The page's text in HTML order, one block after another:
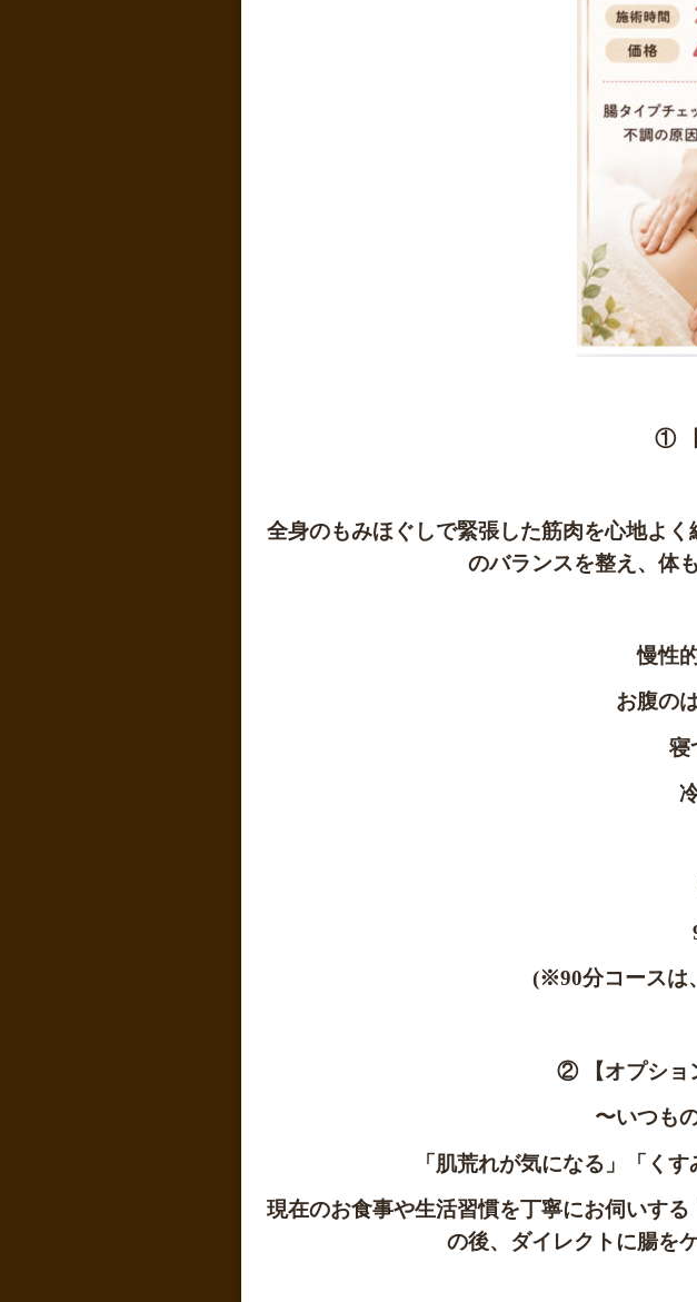
①
全身のもみほぐしで緊張した筋肉を心地よ
のバランスを整え、体
慢性
お腹の
寝
(※90分コースは
② 【オプショ
〜いつも
「肌荒れが気になる」「く
現在のお食事や生活習慣を丁寧にお伺いす
の後、ダイレクトに腸を